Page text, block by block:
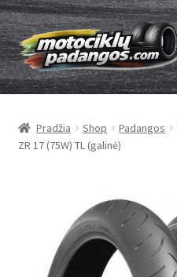
Pereiti
prie
meniu
Pereiti
prie
turinio
Padangos
Kameros
Kaip užsisakyti
Pradžia Shop Padangos
ZR 17 (75W) TL (galinė)